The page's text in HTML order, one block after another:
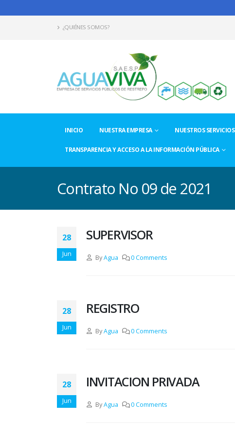
¿QUIÉNES SOMOS?
INICIO NUESTRA EMPRESA NUESTROS SERVICIOS
TRANSPARENCIA Y ACCESO A LA INFORMACIÓN PÚBLICA
Contrato No 09 de 2021
28
Jun
SUPERVISOR
ByAgua 0 Comments
28
Jun
REGISTRO
ByAgua 0 Comments
28
Jun
INVITACION PRIVADA
ByAgua 0 Comments